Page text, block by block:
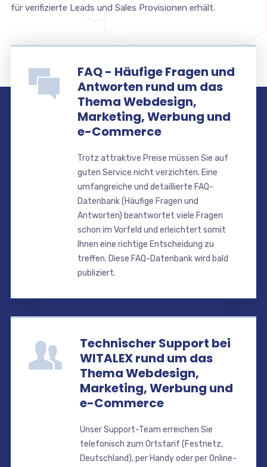
für verifizierte Leads und Sales Provisionen erhält.
FAQ - Häufige Fragen und
Antworten rund um das
Thema Webdesign,
Marketing, Werbung und
e-Commerce
Trotz attraktive Preise müssen Sie auf
guten Service nicht verzichten. Eine
umfangreiche und detaillierte FAQ-
Datenbank (Häufige Fragen und
Antworten) beantwortet viele Fragen
schon im Vorfeld und erleichtert somit
Ihnen eine richtige Entscheidung zu
treffen. Diese FAQ-Datenbank wird bald
publiziert.
Technischer Support bei
WITALEX rund um das
Thema Webdesign,
Marketing, Werbung und
e-Commerce
Unser Support-Team erreichen Sie
telefonisch zum Ortstarif (Festnetz,
Deutschland), per Handy oder per Online-